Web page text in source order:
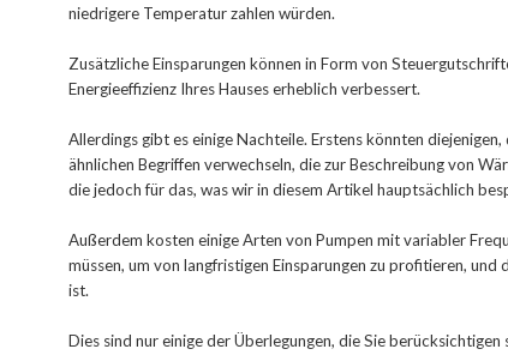
niedrigere Temperatur zahlen würden.
Zusätzliche Einsparungen können in Form von
Energieeffizienz Ihres Hauses erheblich verbessert.
Allerdings gibt es einige Nachteile. Erstens könnten
ähnlichen Begriffen verwechseln, die zur Beschreibung von
die jedoch für das, was wir in diesem Artikel hauptsächlich
Außerdem kosten einige Arten von Pumpen mit variabler
müssen, um von langfristigen Einsparungen zu profitieren,
ist.
Dies sind nur einige der Überlegungen, die Sie